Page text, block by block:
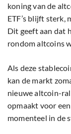
koning van de
ETF’s blijft sterk,
Dit geeft aan dat
rondom altcoins
Als deze
kan de markt
nieuwe altcoin-
opmaakt voor
momenteel in de